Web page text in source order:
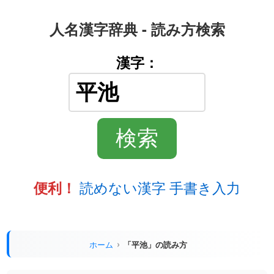
人名漢字辞典 - 読み方検索
漢字：
便利！ 読めない漢字 手書き入力
ホーム 「平池」の読み方